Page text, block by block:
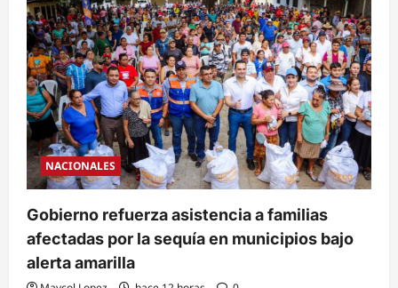
NACIONALES
Gobierno refuerza asistencia a familias
afectadas por la sequía en municipios bajo
alerta amarilla